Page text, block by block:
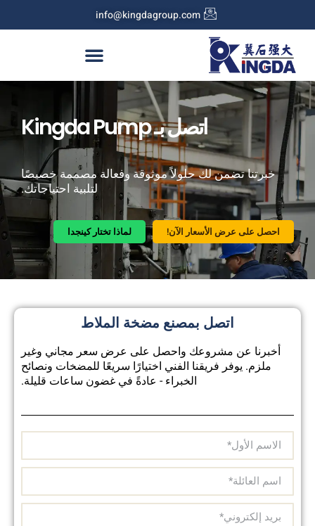
info@kingdagroup.com
اتصل بـ Kingda Pump
خبرتنا تضمن لك حلولاً موثوقة وفعالة مصممة خصيصًا
لتلبية احتياجاتك.
احصل على عرض الأسعار الآن! لماذا تختار كينجدا
اتصل بمصنع مضخة الملاط
أخبرنا عن مشروعك واحصل على عرض سعر مجاني وغير
ملزم. يوفر فريقنا الفني اختيارًا سريعًا للمضخات ونصائح
الخبراء - عادةً في غضون ساعات قليلة.